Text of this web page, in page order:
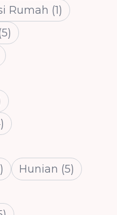
Rumah (1)
5)
)
) Hunian (5)